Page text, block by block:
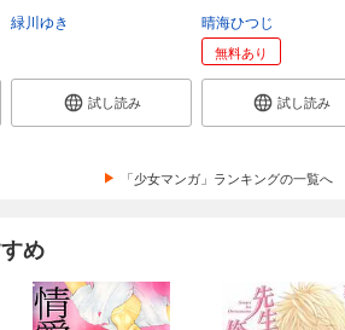
緑川ゆき
試し読み
晴海ひつじ
無料あり
試し読み
「少女マンガ」ランキングの一覧へ
め